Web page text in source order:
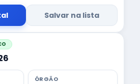
Salvar na lista
ÓRGÃO